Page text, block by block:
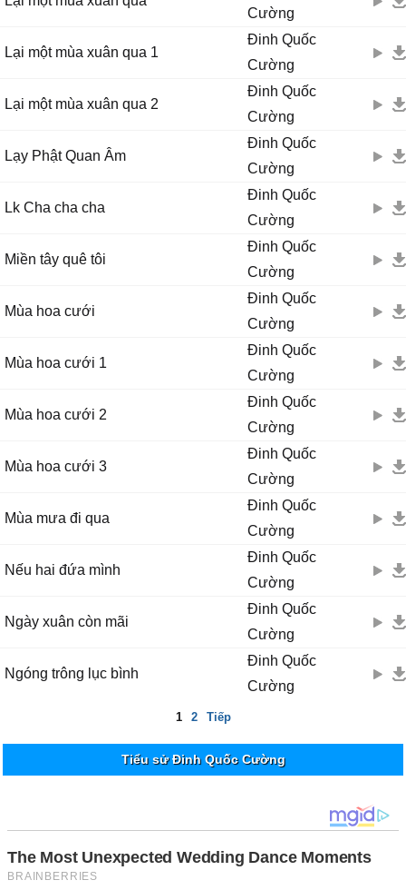
Cường
Lại một mùa xuân qua 1
Đinh Quốc
Cường
Lại một mùa xuân qua 2
Đinh Quốc
Cường
Lạy Phật Quan Âm
Đinh Quốc
Cường
Lk Cha cha cha
Đinh Quốc
Cường
Miền tây quê tôi
Đinh Quốc
Cường
Mùa hoa cưới
Đinh Quốc
Cường
Mùa hoa cưới 1
Đinh Quốc
Cường
Mùa hoa cưới 2
Đinh Quốc
Cường
Mùa hoa cưới 3
Đinh Quốc
Cường
Mùa mưa đi qua
Đinh Quốc
Cường
Nếu hai đứa mình
Đinh Quốc
Cường
Ngày xuân còn mãi
Đinh Quốc
Cường
Ngóng trông lục bình
Đinh Quốc
Cường
1 2 Tiếp
Tiểu sử Đinh Quốc Cường